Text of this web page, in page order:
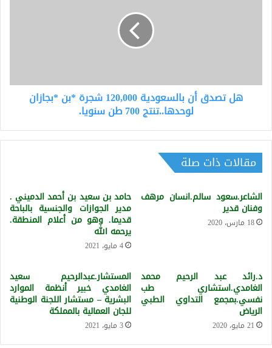
لوحدها..تنتج
هل تصدق أن بالسعودية 120,000 شجرة *بن *بجازان
لوحدها..تنتج 700 طن سنويا.
مقالات ذات صلة
الشاعر.سعود سالم.انسان مرهف
وفنان قدير
18 مارس، 2020
حامد بن سعيد بن أحمد الدميني .
مدير الجوازات والجنسية بالباحة
قديما. وهو من أعلام المنطقة.
يرحمه الله
4 مايو، 2021
د.رائد عبد الرحيم محمد
الغامدي.استشاري طب
نفسي.بمجمع التداوي الطبي
الرياض
21 مايو، 2020
المستشار.عبدالرحيم سعيد
الغامدي خبير أنظمة الموارد
البشرية – مستشار اللجنة الوطنية
للجان العمالية بالمملكة
3 مايو، 2021